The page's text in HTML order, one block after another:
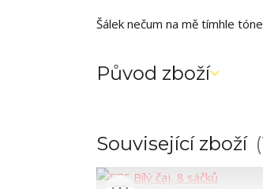
Šálek nečum na mě tímhle
Původ zboží
Související zboží